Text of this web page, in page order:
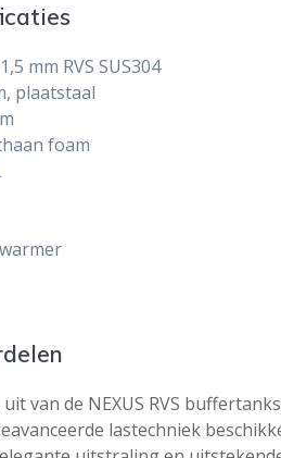
mm RVS SUS304
plaatstaal
foam
van de NEXUS RVS
lastechniek